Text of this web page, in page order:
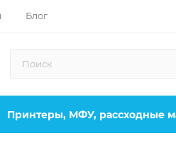
Блог
Принтеры, МФУ, рассходные